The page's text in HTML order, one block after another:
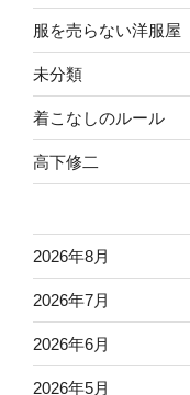
服を売らない洋服屋
未分類
着こなしのルール
高下修二
2026年8月
2026年7月
2026年6月
2026年5月